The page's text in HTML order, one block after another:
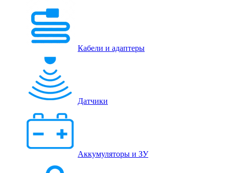
Кабели и адаптеры
Датчики
Аккумуляторы и ЗУ